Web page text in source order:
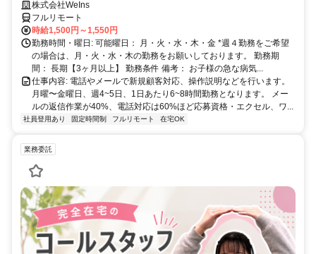
就労経験のいずれか必須★週4〜OK◎
株式会社WeIns
フルリモート
時給1,500円～1,550円
勤務時間・曜日: 可能曜日： 月・火・水・木・金 *週４勤務をご希望
の場合は、月・火・水・木の勤務をお願いしております。 勤務期
間： 長期【3ヶ月以上】 勤務条件 備考： お子様の急な病気...
仕事内容: 電話やメールで新規顧客対応、操作説明などを行います。
月曜〜金曜日、週4~5日、1日あたり6~8時間勤務となります。 メー
ルの返信作業が40%、電話対応は60%ほど応募資格・エクセル、ワ...
社員登用あり 固定時間制 フルリモート 在宅OK
業務委託